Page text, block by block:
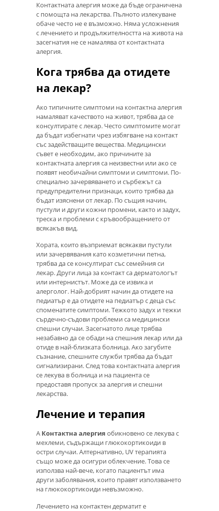
Контактната алергия може да бъде ограничена
с помощта на лекарства. Пълното излекуване
обаче често не е възможно. Няма усложнения
с лечението и продължителността на живота на
засегнатия не се намалява от контактната
алергия.
Кога трябва да отидете
на лекар?
Ако типичните симптоми на контактна алергия
намаляват качеството на живот, трябва да се
консултирате с лекар. Често симптомите могат
да бъдат избегнати чрез избягване на контакт
със задействащите вещества. Медицински
съвет е необходим, ако причините за
контактната алергия са неизвестни или ако се
появят необичайни симптоми и симптоми. По-
специално зачервяването и сърбежът са
предупредителни признаци, които трябва да
бъдат изяснени от лекар. По същия начин,
пустули и други кожни промени, както и задух,
треска и проблеми с кръвообращението от
всякакъв вид.
Хората, които възприемат всякакви пустули
или зачервявания като козметични петна,
трябва да се консултират със семейния си
лекар. Други лица за контакт са дерматологът
или интернистът. Може да се извика и
алерголог. Най-добрият начин да отидете на
педиатър е да отидете на педиатър с деца със
споменатите симптоми. Тежкото задух и тежки
сърдечно-съдови проблеми са медицински
спешни случаи. Засегнатото лице трябва
незабавно да се обади на спешния лекар или да
отиде в най-близката болница. Ако загубите
съзнание, спешните служби трябва да бъдат
сигнализирани. След това контактната алергия
се лекува в болница и на пациента се
предоставя пропуск за алергия и спешни
лекарства.
Лечение и терапия
А Контактна алергия обикновено се лекува с
мехлеми, съдържащи глюкокортикоиди в
остри случаи. Алтернативно, UV терапията
също може да осигури облекчение. Това се
използва най-вече, когато пациентът има
други заболявания, които правят използването
на глюкокортикоиди невъзможно.
Лечението на контактен дерматит е